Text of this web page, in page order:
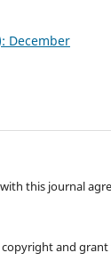
December
this journal
and